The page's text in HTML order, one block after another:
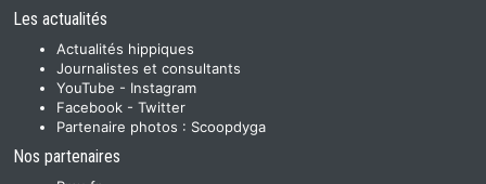
Les actualités
Actualités hippiques
Journalistes et consultants
YouTube - Instagram
Facebook - Twitter
Partenaire photos : Scoopdyga
Nos partenaires